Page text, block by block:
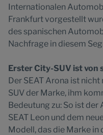
Internationalen
Frankfurt vorgestellt
des spanischen
Nachfrage in diesem
Erster City-SUV ist von
Der SEAT Arona ist
SUV der Marke, ihm
Bedeutung zu: So ist
SEAT Leon und dem
Modell, das die Marke in